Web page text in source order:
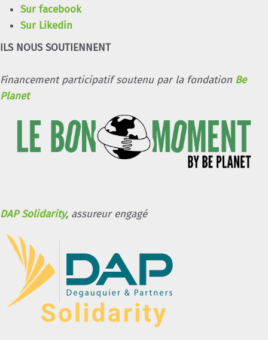
Sur facebook
Sur Likedin
ILS NOUS SOUTIENNENT
Financement participatif soutenu par la fondation Be
Planet
DAP Solidarity, assureur engagé